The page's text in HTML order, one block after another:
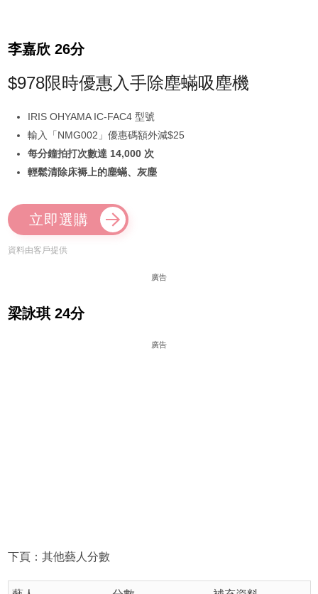
李嘉欣 26分
$978限時優惠入手除塵蟎吸塵機
IRIS OHYAMA IC-FAC4 型號
輸入「NMG002」優惠碼額外減$25
每分鐘拍打次數達 14,000 次
輕鬆清除床褥上的塵蟎、灰塵
立即選購
資料由客戶提供
廣告
梁詠琪 24分
廣告
下頁：其他藝人分數